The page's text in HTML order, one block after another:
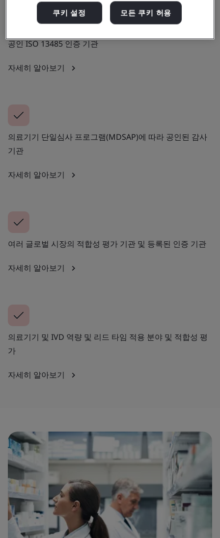
공인 ISO 13485 인증 기관
자세히 알아보기
의료기기 단일심사 프로그램(MDSAP)에 따라 공인된 감사
기관
자세히 알아보기
여러 글로벌 시장의 적합성 평가 기관 및 등록된 인증 기관
자세히 알아보기
의료기기 및 IVD 역량 및 리드 타임 적용 분야 및 적합성 평
가
자세히 알아보기
쿠키 설정 모든 쿠키 허용